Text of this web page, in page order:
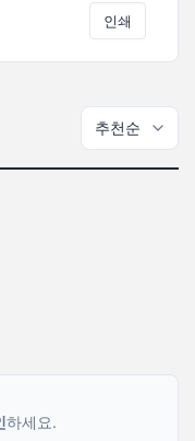
인쇄
하세요.